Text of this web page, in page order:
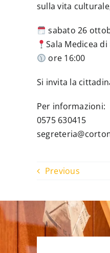
sulla vita
sabato 26
Sala Medicea di
ore 16:00
Si invita la
Per informazioni:
0575 630415
Previous